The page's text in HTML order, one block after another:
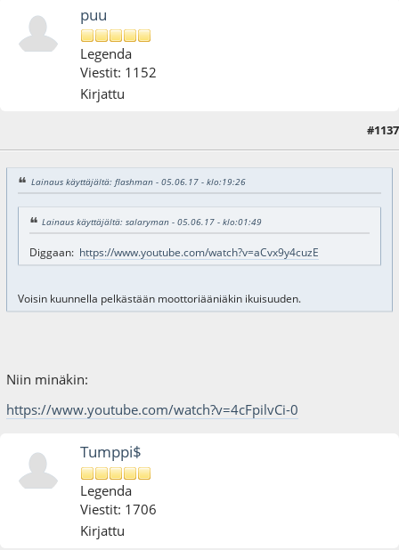
puu
Legenda
Viestit: 1152
Kirjattu
#1137
Lainaus käyttäjältä: flashman - 05.06.17 - klo:19:26
Lainaus käyttäjältä: salaryman - 05.06.17 - klo:01:49
Diggaan: https://www.youtube.com/watch?v=aCvx9y4cuzE
Voisin kuunnella pelkästään moottoriääniäkin ikuisuuden.
Niin minäkin:
https://www.youtube.com/watch?v=4cFpilvCi-0
Tumppi$
Legenda
Viestit: 1706
Kirjattu